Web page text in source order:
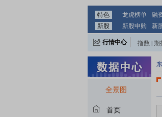
特色 龙虎榜单 融
新股
新股申购 新
行情中心 指数 期
全景图
首页